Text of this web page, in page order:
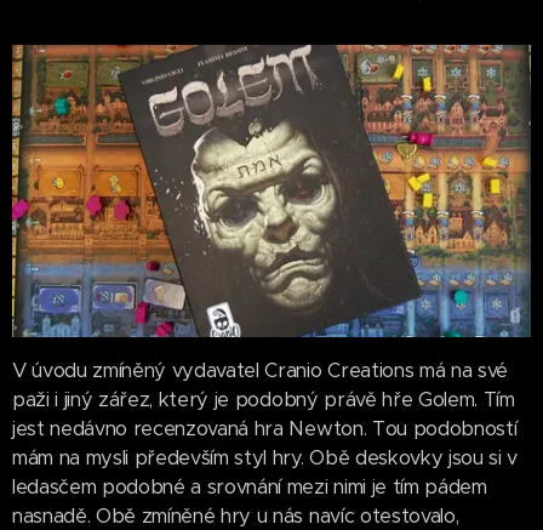
V úvodu zmíněný vydavatel Cranio Creations má na své
paži i jiný zářez, který je podobný právě hře Golem. Tím
jest nedávno recenzovaná hra Newton. Tou podobností
mám na mysli především styl hry. Obě deskovky jsou si v
ledasčem podobné a srovnání mezi nimi je tím pádem
nasnadě. Obě zmíněné hry u nás navíc otestovalo,